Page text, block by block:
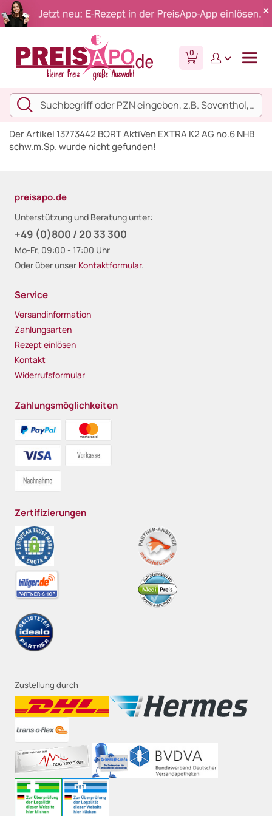
0
Der Artikel 13773442 BORT AktiVen EXTRA K2 AG no.6 NHB
schw.m.Sp. wurde nicht gefunden!
preisapo.de
Unterstützung und Beratung unter:
+49 (0)800 / 20 33 300
Mo-Fr, 09:00 - 17:00 Uhr
Oder über unser Kontaktformular.
Service
Versandinformation
Zahlungsarten
Rezept einlösen
Kontakt
Widerrufsformular
Zahlungsmöglichkeiten
Zertifizierungen
Zustellung durch